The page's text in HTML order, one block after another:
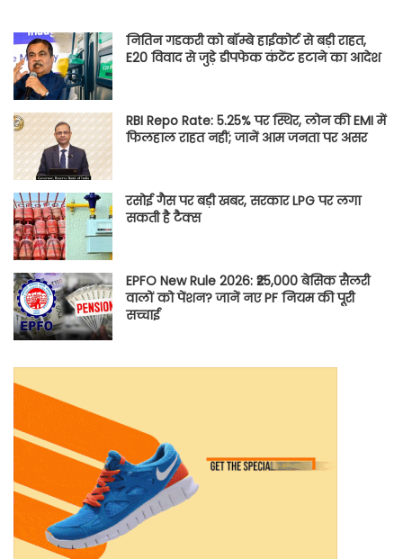
नितिन गडकरी को बॉम्बे हाईकोर्ट से बड़ी राहत,
E20 विवाद से जुड़े डीपफेक कंटेंट हटाने का आदेश
RBI Repo Rate: 5.25% पर स्थिर, लोन की EMI में
फिलहाल राहत नहीं; जानें आम जनता पर असर
रसोई गैस पर बड़ी खबर, सरकार LPG पर लगा
सकती है टैक्स
EPFO New Rule 2026: ₹25,000 बेसिक सैलरी
वालों को पेंशन? जानें नए PF नियम की पूरी
सच्चाई